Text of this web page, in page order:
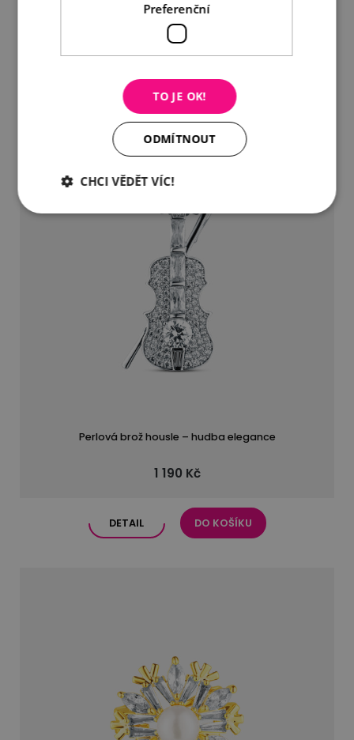
690 Kč
Perlová brož housle – hudba elegance
1 190 Kč
DETAIL DO KOŠÍKU
Preferenční
TO JE OK!
ODMÍTNOUT
CHCI VĚDĚT VÍC!